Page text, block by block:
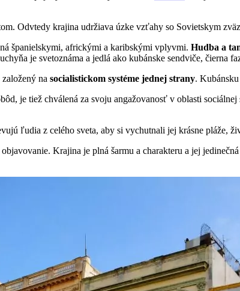
Odvtedy krajina udržiava úzke vzťahy so Sovietskym
španielskymi, africkými a karibskými vplyvmi. Hudba a
je svetoznáma a jedlá ako kubánske sendviče, čierna
na socialistickom systéme jednej strany.
je tiež chválená za svoju angažovanosť v oblasti
ľudia z celého sveta, aby si vychutnali jej krásne pláže,
Krajina je plná šarmu a charakteru a jej